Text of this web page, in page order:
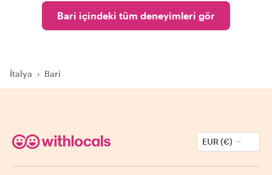
Bari içindeki tüm deneyimleri gör
İtalya › Bari
EUR (€)